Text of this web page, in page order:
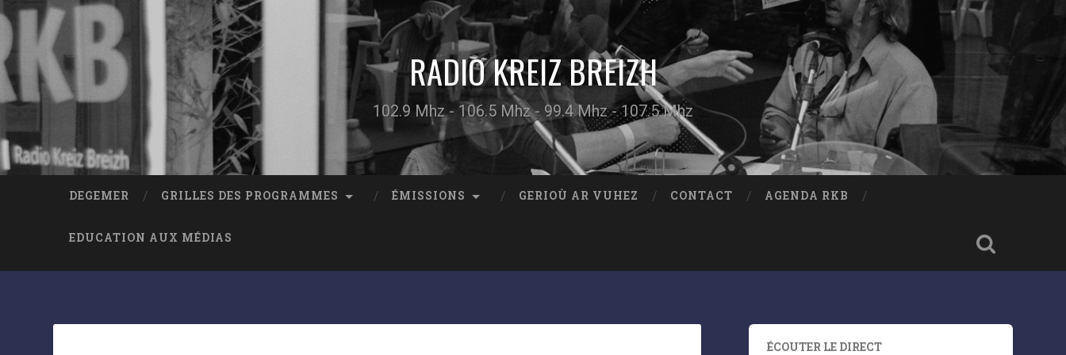
RADIO KREIZ BREIZH
102.9 Mhz - 106.5 Mhz - 99.4 Mhz - 107.5 Mhz
DEGEMER GRILLES DES PROGRAMMES ÉMISSIONS GERIOÙ AR VUHEZ CONTACT AGENDA RKB
EDUCATION AUX MÉDIAS
ÉCOUTER LE DIRECT